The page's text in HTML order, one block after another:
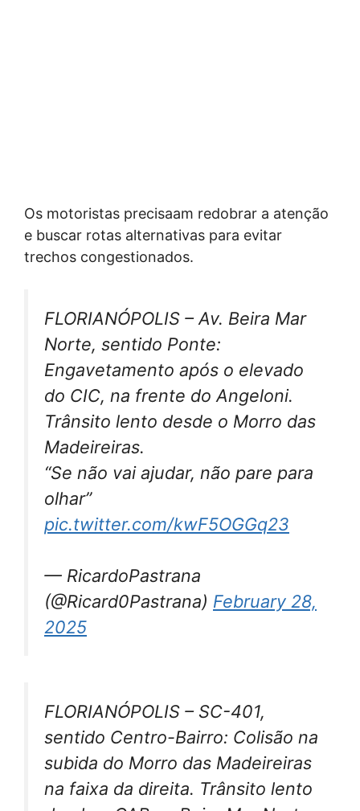
Os motoristas precisaam redobrar a atenção
e buscar rotas alternativas para evitar
trechos congestionados.
FLORIANÓPOLIS – Av. Beira Mar
Norte, sentido Ponte:
Engavetamento após o elevado
do CIC, na frente do Angeloni.
Trânsito lento desde o Morro das
Madeireiras.
“Se não vai ajudar, não pare para
olhar”
pic.twitter.com/kwF5OGGq23
— RicardoPastrana
(@Ricard0Pastrana) February 28,
2025
FLORIANÓPOLIS – SC-401,
sentido Centro-Bairro: Colisão na
subida do Morro das Madeireiras
na faixa da direita. Trânsito lento